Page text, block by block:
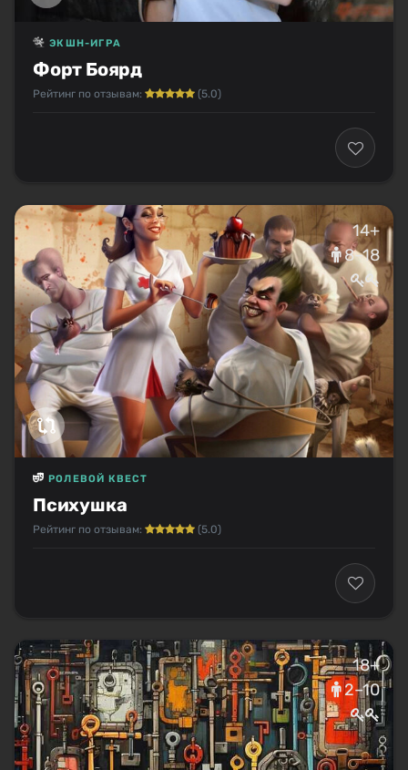
Форт Боярд
ЭКШН-ИГРА
Рейтинг по отзывам: (5.0)
14+
8–18
Психушка
РОЛЕВОЙ КВЕСТ
Рейтинг по отзывам: (5.0)
18+
2–10